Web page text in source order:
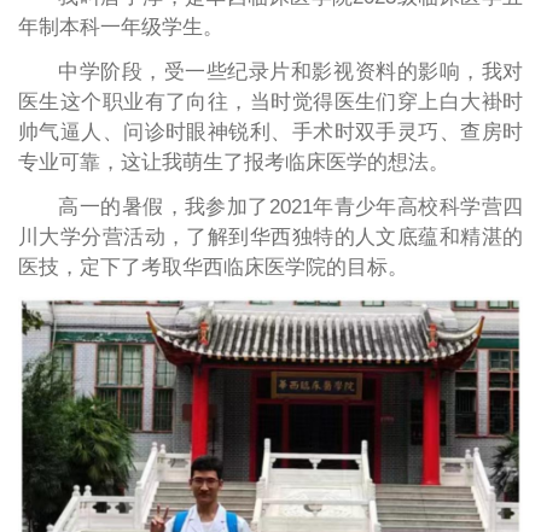
年制本科一年级学生。
中学阶段，受一些纪录片和影视资料的影响，我对
医生这个职业有了向往，当时觉得医生们穿上白大褂时
帅气逼人、问诊时眼神锐利、手术时双手灵巧、查房时
专业可靠，这让我萌生了报考临床医学的想法。
高一的暑假，我参加了2021年青少年高校科学营四
川大学分营活动，了解到华西独特的人文底蕴和精湛的
医技，定下了考取华西临床医学院的目标。